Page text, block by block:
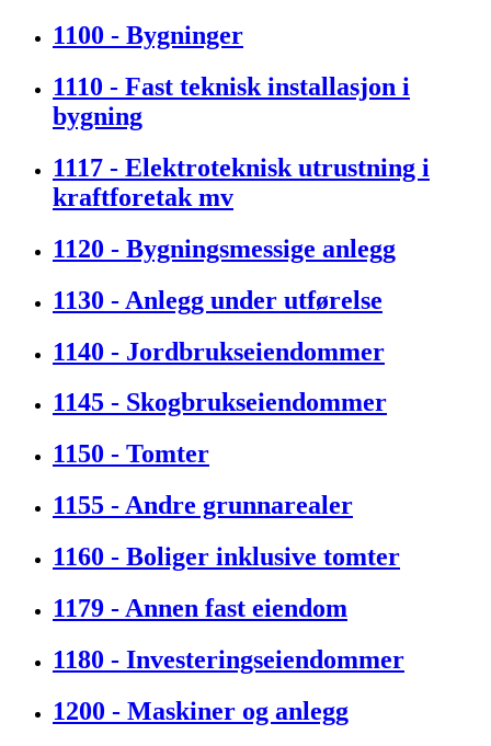
1100 - Bygninger
1110 - Fast teknisk installasjon i
bygning
1117 - Elektroteknisk utrustning i
kraftforetak mv
1120 - Bygningsmessige anlegg
1130 - Anlegg under utførelse
1140 - Jordbrukseiendommer
1145 - Skogbrukseiendommer
1150 - Tomter
1155 - Andre grunnarealer
1160 - Boliger inklusive tomter
1179 - Annen fast eiendom
1180 - Investeringseiendommer
1200 - Maskiner og anlegg